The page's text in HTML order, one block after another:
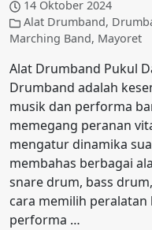
14 Oktober 2024
Alat Drumband,
Marching Band, Mayoret
Alat Drumband Pukul
Drumband adalah
musik dan performa
memegang peranan
mengatur dinamika
membahas berbagai
snare drum, bass
cara memilih
performa …